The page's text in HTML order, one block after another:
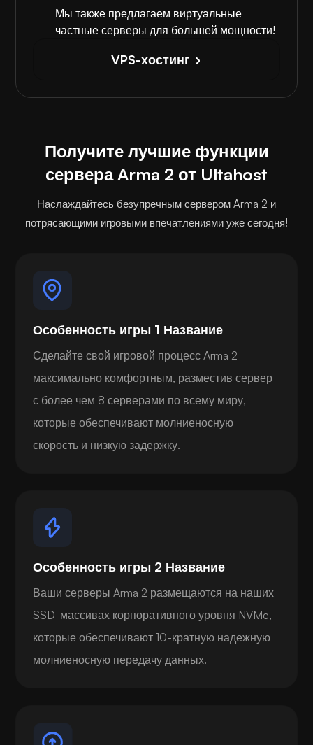
Мы также предлагаем виртуальные
частные серверы для большей мощности!
VPS-хостинг
Получите лучшие функции
сервера Arma 2 от Ultahost
Наслаждайтесь безупречным сервером Arma 2 и
потрясающими игровыми впечатлениями уже сегодня!
Особенность игры 1 Название
Сделайте свой игровой процесс Arma 2
максимально комфортным, разместив сервер
с более чем 8 серверами по всему миру,
которые обеспечивают молниеносную
скорость и низкую задержку.
Особенность игры 2 Название
Ваши серверы Arma 2 размещаются на наших
SSD-массивах корпоративного уровня NVMe,
которые обеспечивают 10-кратную надежную
молниеносную передачу данных.